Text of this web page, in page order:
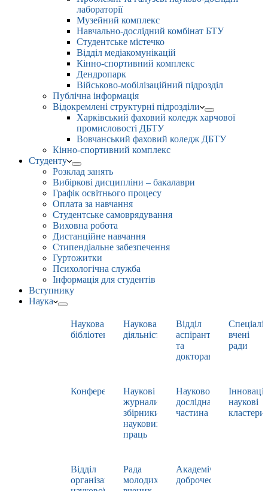
лабораторії
Музейний комплекс
Навчально-дослідний комбінат БТУ
Студентське містечко
Відділ медіакомунікацій
Кінно-спортивний комплекс
Дендропарк
Військово-мобілізаційний підрозділ
Публічна інформація
Відокремлені структурні підрозділи
Харківський фаховий коледж харчової
промисловості ДБТУ
Вовчанський фаховий коледж ДБТУ
Кінно-спортивний комплекс
Студенту
Розклад занять
Вибіркові дисципліни – бакалаври
Графік освітнього процесу
Оплата за навчання
Студентське самоврядування
Виховна робота
Дистанційне навчання
Стипендіальне забезпечення
Гуртожитки
Психологічна служба
Інформація для студентів
Вступнику
Наука
Наукова
бібліотека
Наукова
діяльність
Відділ
аспірантури
та
докторантури
вчені
ради
Конференції
Наукові
журнали,
збірники
наукових
праць
Науково-
дослідна
частина
наукові
кластери
Відділ
організації
Рада
молодих
Академічна
доброчесність